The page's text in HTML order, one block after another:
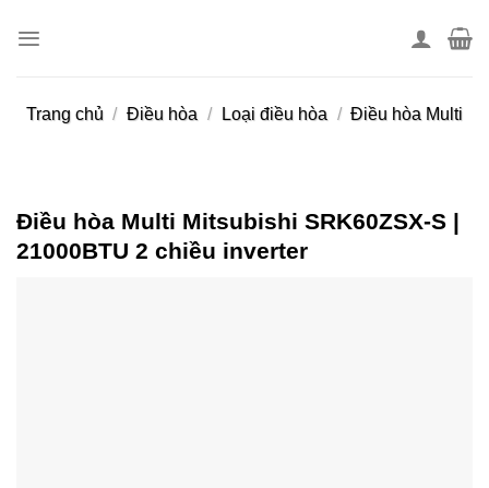
Trang chủ / Điều hòa / Loại điều hòa / Điều hòa Multi
Điều hòa Multi Mitsubishi SRK60ZSX-S |
21000BTU 2 chiều inverter